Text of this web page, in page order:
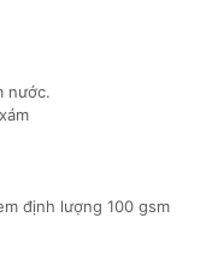
nước.
định lượng 100 gsm